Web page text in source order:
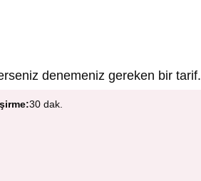
denemeniz gereken bir tarif.
30 dak.